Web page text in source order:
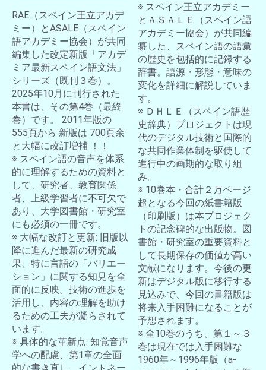
RAE（スペイン王立アカデ
ミー）とASALE（スペイン
語アカデミー協会）が共同
編集した改定新版「アカデ
ミア最新スペイン語文法」
シリーズ（既刊３巻）。
2025年10月に刊行された
本書は、その第4巻（最終
巻）です。 2011年版の
555頁から 新版は 700頁余
と大幅に改訂増補 ！！
※ スペイン語の音声を体系
的に理解するための資料と
して、研究者、教育関係
者、上級学習者に不可欠で
あり、大学図書館・研究室
にも必須の一冊です。
※ 大幅な改訂と更新: 旧版以
降に進んだ最新の研究成
果、特に言語の「バリエー
ション」に関する知見を全
面的に反映。技術の進歩を
活用し、内容の理解を助け
るための工夫が凝らされて
います。
※ 具体的な革新点: 知覚音声
学への配慮、第1章の全面
※ スペイン王立アカデミー
とＡＳＡＬＥ（スペイン語
アカデミー協会）が共同編
纂した、スペイン語の語彙
の歴史を包括的に記録する
辞書。語源・形態・意味の
変化を詳細に解説していま
す。
※ ＤＨＬＥ（スペイン語歴
史辞典）プロジェクトは現
代のデジタル技術と国際的
な共同作業体制を駆使して
進行中の画期的な取り組
み。
※ 10巻本・合計２万ページ
超となる今回の紙書籍版
（印刷版）は本プロジェク
トの記念碑的な出版物。図
書館・研究室の重要資料と
して長期保存の価値が高い
文献になります。今後の更
新はデジタル版に移行する
見込みで、今回の書籍版は
将来入手困難になることが
予想されます。
※ 全10巻のうち、第１～３
巻は現在では入手困難な
1960年～1996年版（a-